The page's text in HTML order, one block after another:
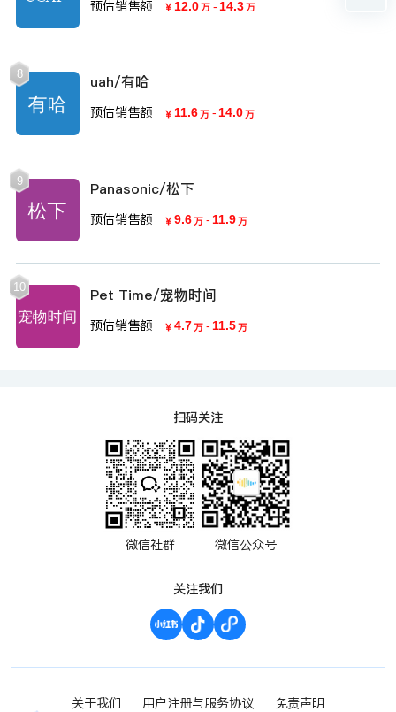
预估销售额 ￥ 12.0万 - 14.3万
8 uah/有哈
预估销售额 ￥ 11.6万 - 14.0万
9 Panasonic/松下
预估销售额 ￥ 9.6万 - 11.9万
10 Pet Time/宠物时间
预估销售额 ￥ 4.7万 - 11.5万
扫码关注
微信社群 微信公众号
关注我们
关于我们 用户注册与服务协议 免责声明